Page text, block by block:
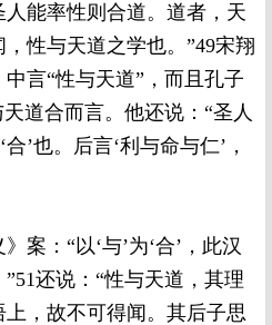
能率性则合道。道者，天
性与天道之学也。”49宋翔
言“性与天道”，而且孔子
道合而言。他还说：“圣人
’也。后言‘利与命与仁’，
案：“以‘与’为‘合’，此汉
还说：“性与天道，其理
，故不可得闻。其后子思